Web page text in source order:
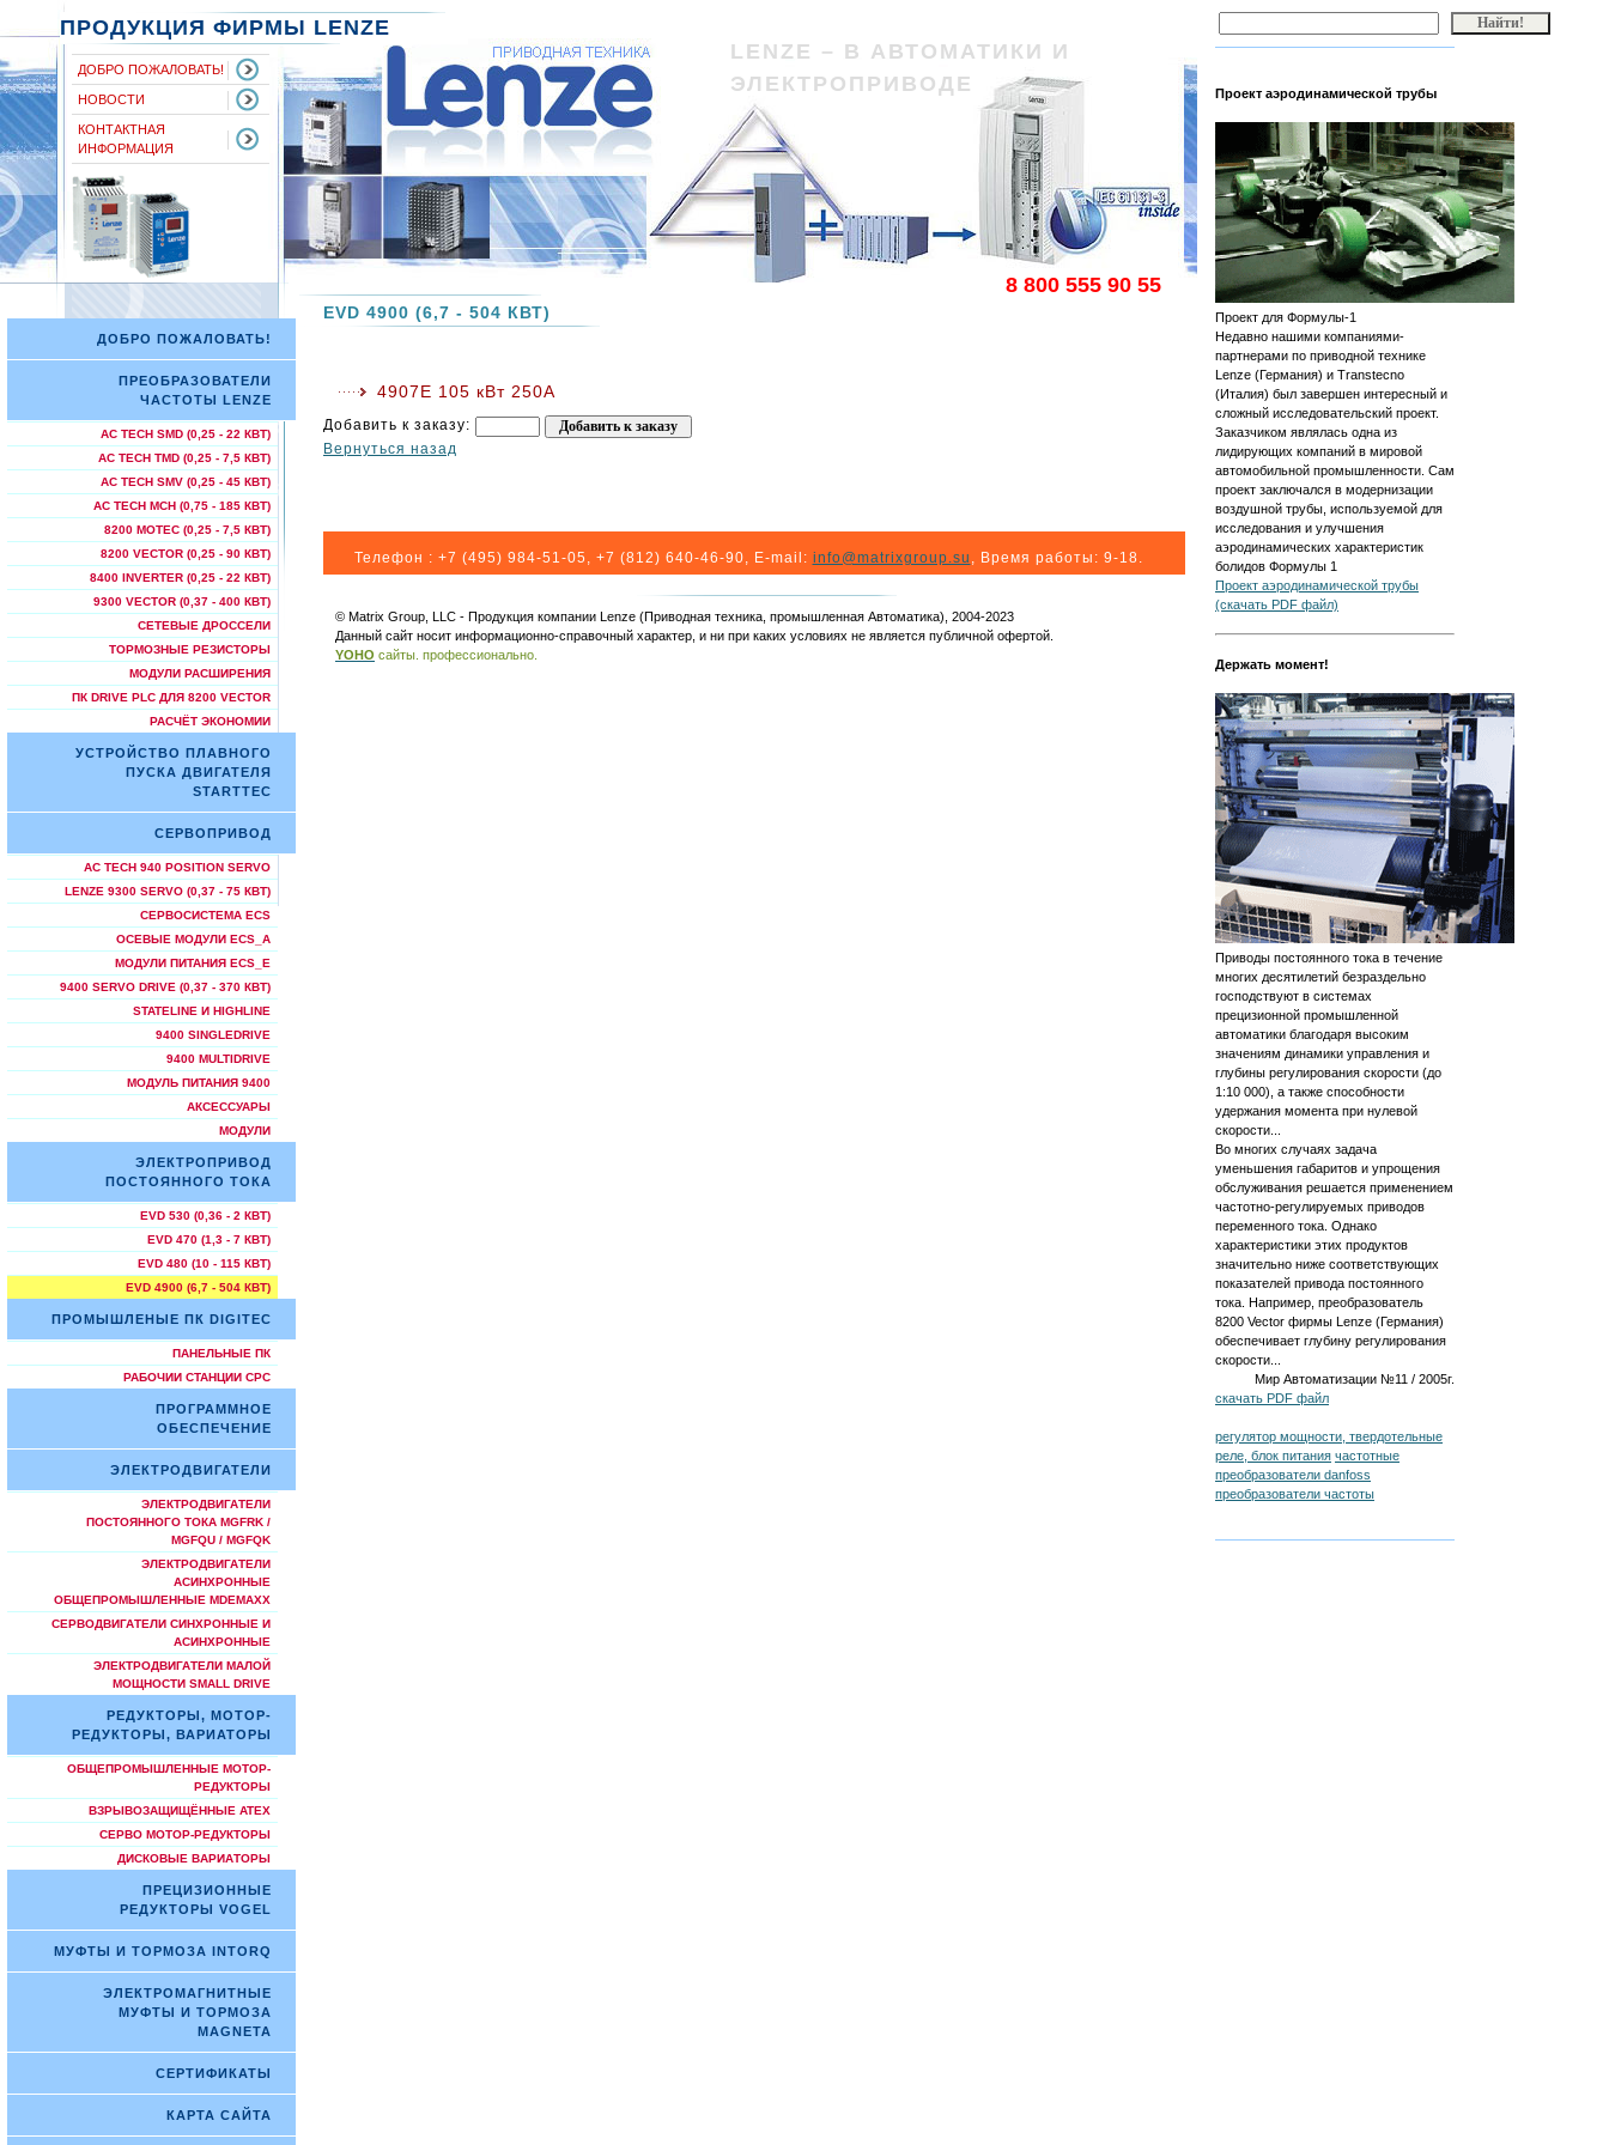
Проект аэродинамической трубы
Проект для Формулы-1
Недавно нашими компаниями-
партнерами по приводной технике
Lenze (Германия) и Transtecno
(Италия) был завершен интересный и
сложный исследовательский проект.
Заказчиком являлась одна из
лидирующих компаний в мировой
автомобильной промышленности. Сам
проект заключался в модернизации
воздушной трубы, используемой для
исследования и улучшения
аэродинамических характеристик
болидов Формулы 1
Проект аэродинамической трубы
(скачать PDF файл)
Держать момент!
Приводы постоянного тока в течение
многих десятилетий безраздельно
господствуют в системах
прецизионной промышленной
автоматики благодаря высоким
значениям динамики управления и
глубины регулирования скорости (до
1:10 000), а также способности
удержания момента при нулевой
скорости...
Во многих случаях задача
уменьшения габаритов и упрощения
обслуживания решается применением
частотно-регулируемых приводов
переменного тока. Однако
характеристики этих продуктов
значительно ниже соответствующих
показателей привода постоянного
тока. Например, преобразователь
8200 Vector фирмы Lenze (Германия)
обеспечивает глубину регулирования
скорости...
Мир Автоматизации №11 / 2005г.
скачать PDF файл
регулятор мощности, твердотельные
реле, блок питания частотные
преобразователи danfoss
преобразователи частоты
ПРОДУКЦИЯ ФИРМЫ LENZE
LENZE – В АВТОМАТИКИ И
ЭЛЕКТРОПРИВОДЕ
8 800 555 90 55
ДОБРО ПОЖАЛОВАТЬ!
НОВОСТИ
КОНТАКТНАЯ
ИНФОРМАЦИЯ
ДОБРО ПОЖАЛОВАТЬ!
ПРЕОБРАЗОВАТЕЛИ
ЧАСТОТЫ LENZE
AC TECH SMD (0,25 - 22 КВТ)
AC TECH TMD (0,25 - 7,5 КВТ)
AC TECH SMV (0,25 - 45 КВТ)
AC TECH МСН (0,75 - 185 КВТ)
8200 MOTEC (0,25 - 7,5 КВТ)
8200 VECTOR (0,25 - 90 КВТ)
8400 INVERTER (0,25 - 22 КВТ)
9300 VECTOR (0,37 - 400 КВТ)
СЕТЕВЫЕ ДРОССЕЛИ
ТОРМОЗНЫЕ РЕЗИСТОРЫ
МОДУЛИ РАСШИРЕНИЯ
ПК DRIVE PLC ДЛЯ 8200 VECTOR
РАСЧЁТ ЭКОНОМИИ
УСТРОЙСТВО ПЛАВНОГО
ПУСКА ДВИГАТЕЛЯ
STARTTEC
СЕРВОПРИВОД
AC TECH 940 POSITION SERVO
LENZE 9300 SERVO (0,37 - 75 КВТ)
СЕРВОСИСТЕМА ECS
ОСЕВЫЕ МОДУЛИ ECS_A
МОДУЛИ ПИТАНИЯ ECS_E
9400 SERVO DRIVE (0,37 - 370 КВТ)
STATELINE И HIGHLINE
9400 SINGLEDRIVE
9400 MULTIDRIVE
МОДУЛЬ ПИТАНИЯ 9400
АКСЕССУАРЫ
МОДУЛИ
ЭЛЕКТРОПРИВОД
ПОСТОЯННОГО ТОКА
EVD 530 (0,36 - 2 КВТ)
EVD 470 (1,3 - 7 КВТ)
EVD 480 (10 - 115 КВТ)
EVD 4900 (6,7 - 504 КВТ)
ПРОМЫШЛЕНЫЕ ПК DIGITEC
ПАНЕЛЬНЫЕ ПК
РАБОЧИИ СТАНЦИИ СРС
ПРОГРАММНОЕ
ОБЕСПЕЧЕНИЕ
ЭЛЕКТРОДВИГАТЕЛИ
ЭЛЕКТРОДВИГАТЕЛИ
ПОСТОЯННОГО ТОКА MGFRK /
MGFQU / MGFQK
ЭЛЕКТРОДВИГАТЕЛИ
АСИНХРОННЫЕ
ОБЩЕПРОМЫШЛЕННЫЕ MDEMAXX
СЕРВОДВИГАТЕЛИ СИНХРОННЫЕ И
АСИНХРОННЫЕ
ЭЛЕКТРОДВИГАТЕЛИ МАЛОЙ
МОЩНОСТИ SMALL DRIVE
РЕДУКТОРЫ, МОТОР-
РЕДУКТОРЫ, ВАРИАТОРЫ
ОБЩЕПРОМЫШЛЕННЫЕ МОТОР-
РЕДУКТОРЫ
ВЗРЫВОЗАЩИЩЁННЫЕ ATEX
СЕРВО МОТОР-РЕДУКТОРЫ
ДИСКОВЫЕ ВАРИАТОРЫ
ПРЕЦИЗИОННЫЕ
РЕДУКТОРЫ VOGEL
МУФТЫ И ТОРМОЗА INTORQ
ЭЛЕКТРОМАГНИТНЫЕ
МУФТЫ И ТОРМОЗА
MAGNETA
СЕРТИФИКАТЫ
КАРТА САЙТА
EVD 4900 (6,7 - 504 КВТ)
4907E 105 кВт 250А
Добавить к заказу:
Вернуться назад
Телефон : +7 (495) 984-51-05, +7 (812) 640-46-90 , E-mail: info@matrixgroup.su , Время работы: 9-18.
© Matrix Group, LLC - Продукция компании Lenze (Приводная техника, промышленная Автоматика), 2004-2023
Данный сайт носит информационно-справочный характер, и ни при каких условиях не является публичной офертой.
YOHO сайты. профессионально.